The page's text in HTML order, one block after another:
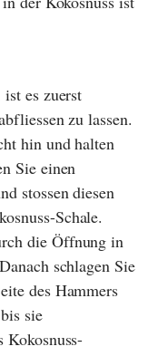
es zuerst
zu lassen.
hin und halten
Sie einen
stossen diesen
Schale.
die Öffnung in
schlagen Sie
des Hammers
sie
Kokosnuss-